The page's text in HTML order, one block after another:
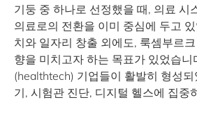
기둥 중 하나로 선정했을 때, 의료 시
의료로의 전환을 이미 중심에 두고
치와 일자리 창출 외에도, 룩셈부르
향을 미치고자 하는 목표가 있었습니
(healthtech) 기업들이 활발히 형성
기, 시험관 진단, 디지털 헬스에 집중